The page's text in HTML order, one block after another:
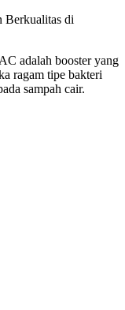
adalah booster yang
ragam tipe bakteri
sampah cair.